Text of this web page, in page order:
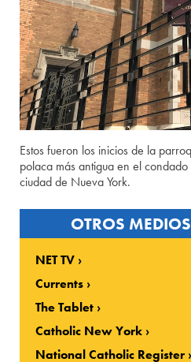
Estos fueron los inicios de la
polaca más antigua en el
ciudad de Nueva York.
OTROS
NET TV
Currents
The Tablet
Catholic New York
National Catholic Register